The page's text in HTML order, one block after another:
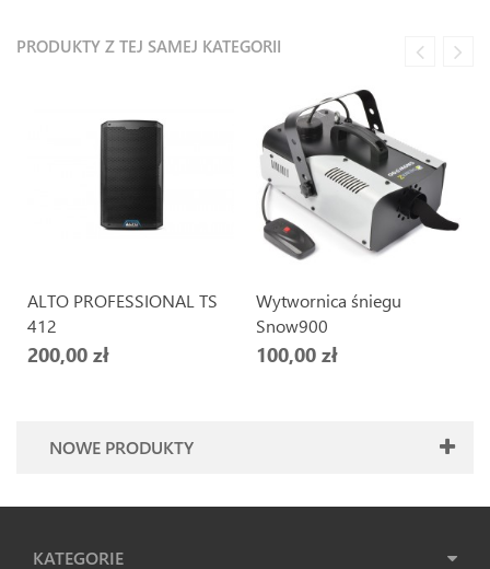
PRODUKTY Z TEJ SAMEJ KATEGORII
ALTO PROFESSIONAL TS
412
200,00 zł
Wytwornica śniegu
Snow900
100,00 zł
NOWE PRODUKTY
KATEGORIE